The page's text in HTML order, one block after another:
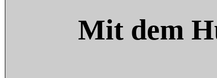
Mit dem